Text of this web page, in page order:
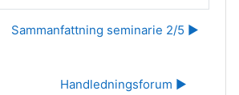
Sammanfattning seminarie 2/5 ▶︎
Handledningsforum ▶︎